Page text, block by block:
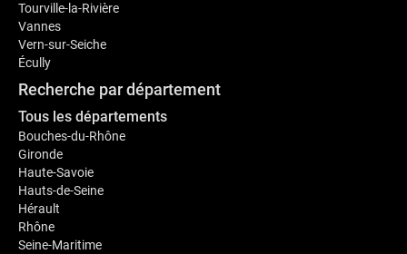
Tourville-la-Rivière
Vannes
Vern-sur-Seiche
Écully
Recherche par département
Tous les départements
Bouches-du-Rhône
Gironde
Haute-Savoie
Hauts-de-Seine
Hérault
Rhône
Seine-Maritime